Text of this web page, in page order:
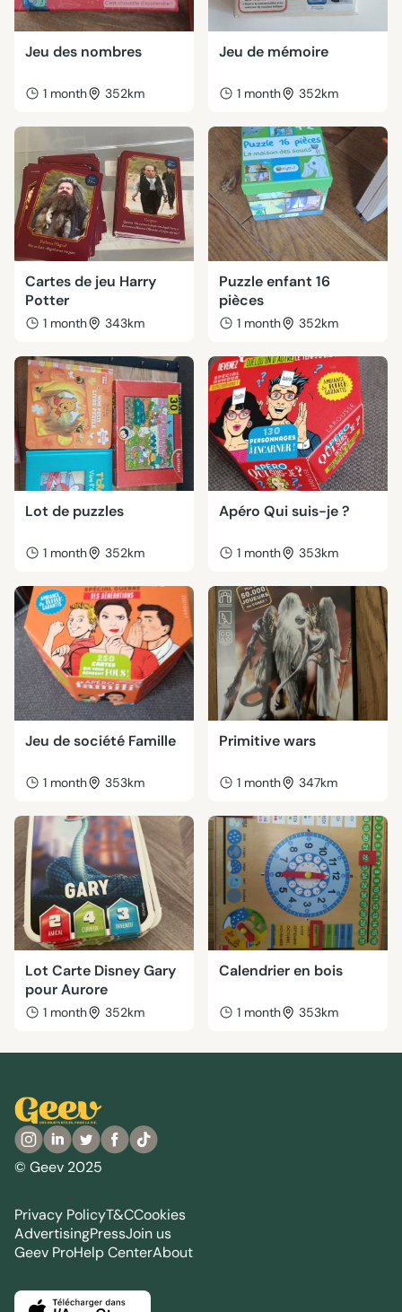
Jeu des nombres
1 month 352km
Jeu de mémoire
1 month 352km
Cartes de jeu Harry
Potter
1 month 343km
Puzzle enfant 16
pièces
1 month 352km
Lot de puzzles
1 month 352km
Apéro Qui suis-je ?
1 month 353km
Jeu de société Famille
1 month 353km
Primitive wars
1 month 347km
Lot Carte Disney Gary
pour Aurore
1 month 352km
Calendrier en bois
1 month 353km
© Geev 2025
Privacy PolicyT&CCookies
AdvertisingPressJoin us
Geev ProHelp CenterAbout